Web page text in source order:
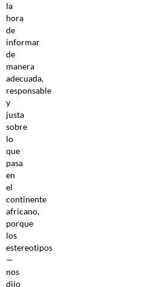
la
hora
de
informar
de
manera
adecuada,
responsable
y
justa
sobre
lo
que
pasa
en
el
continente
africano,
porque
los
estereotipos
—
nos
dijo